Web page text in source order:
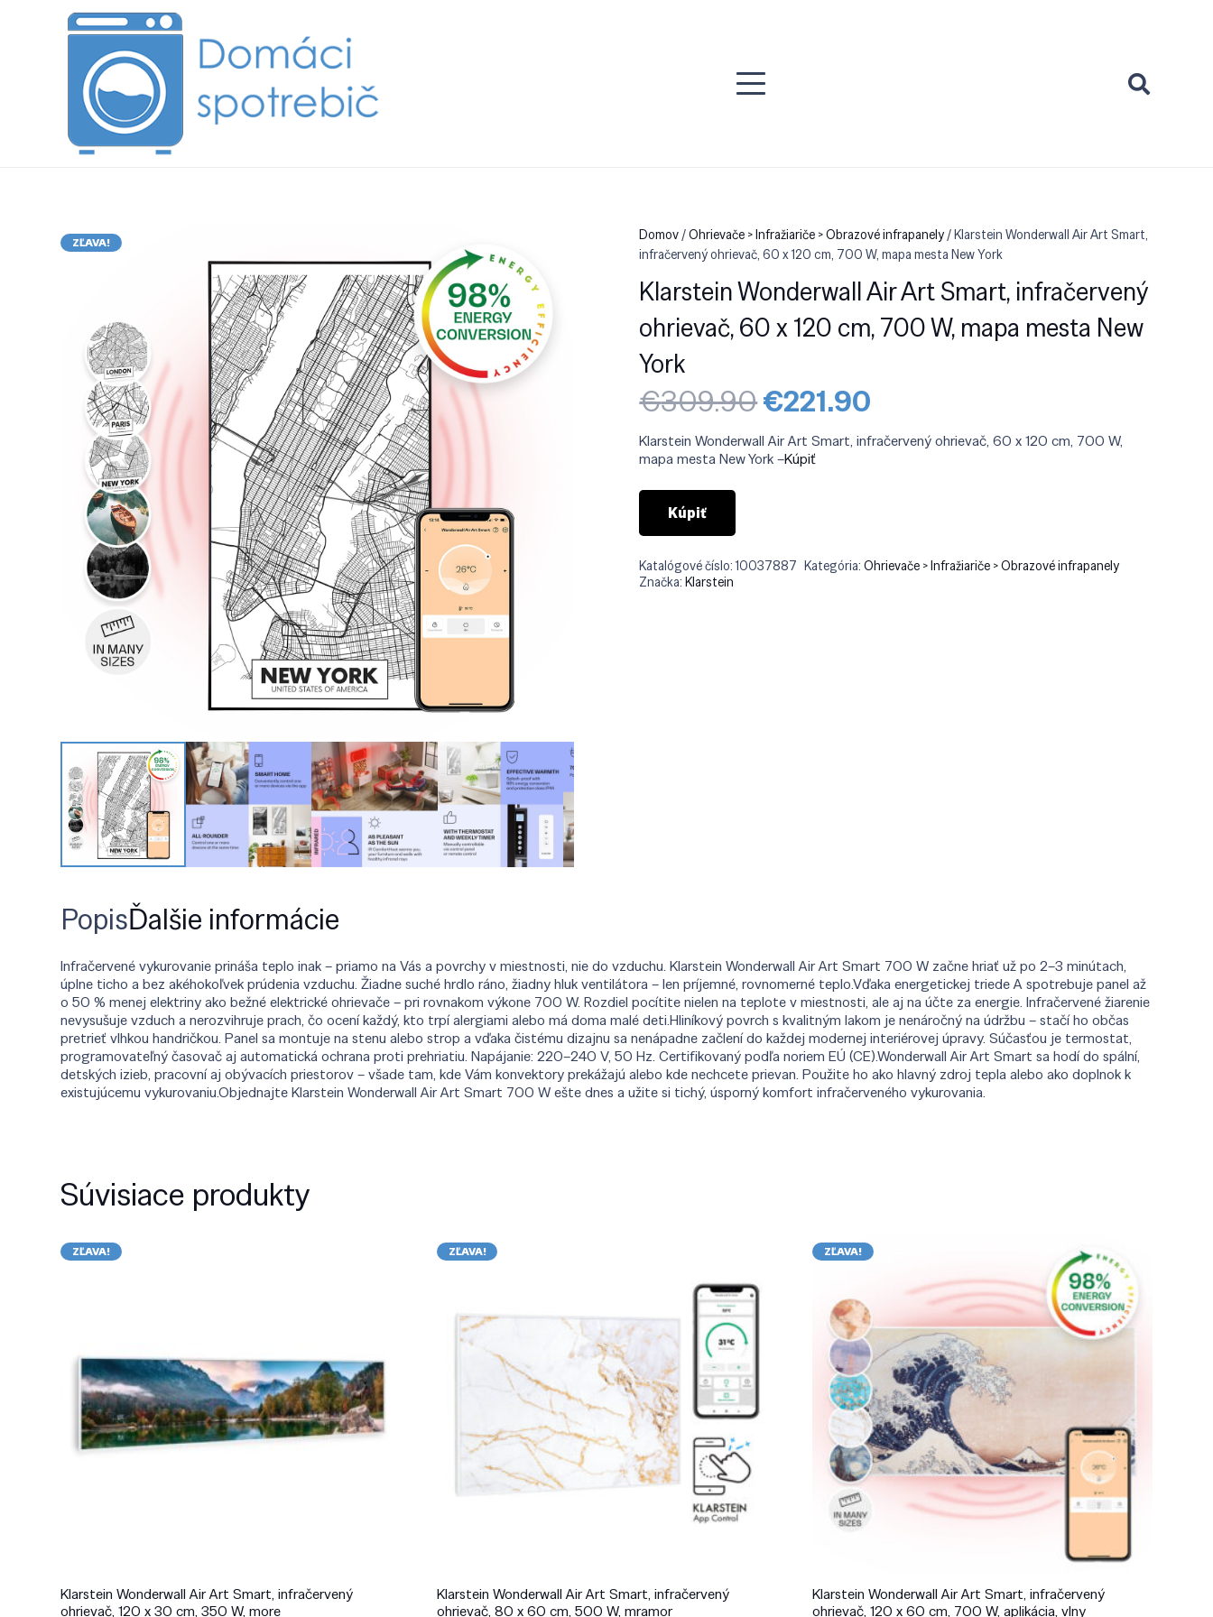
ZĽAVA! Domov/Ohrievače > Infražiariče > Obrazové infrapanely/ Klarstein Wonderwall Air Art Smart,
infračervený ohrievač, 60 x 120 cm, 700 W, mapa mesta New York
Klarstein Wonderwall Air Art Smart, infračervený
ohrievač, 60 x 120 cm, 700 W, mapa mesta New
York
€309.90Pôvodná
cena
bola:
€309.90.
€221.90
je:
€221.90.
Klarstein Wonderwall Air Art Smart, infračervený ohrievač, 60 x 120 cm, 700 W,
mapa mesta New York –Kúpiť
Kúpiť
Katalógové číslo:10037887 Kategória:Ohrievače > Infražiariče > Obrazové infrapanely
Značka:Klarstein
PopisĎalšie informácie
Infračervené vykurovanie prináša teplo inak – priamo na Vás a povrchy v miestnosti, nie do vzduchu. Klarstein Wonderwall Air Art Smart 700 W začne hriať už po 2–3 minútach,
úplne ticho a bez akéhokoľvek prúdenia vzduchu. Žiadne suché hrdlo ráno, žiadny hluk ventilátora – len príjemné, rovnomerné teplo.Vďaka energetickej triede A spotrebuje panel až
o 50 % menej elektriny ako bežné elektrické ohrievače – pri rovnakom výkone 700 W. Rozdiel pocítite nielen na teplote v miestnosti, ale aj na účte za energie. Infračervené žiarenie
nevysušuje vzduch a nerozvihruje prach, čo ocení každý, kto trpí alergiami alebo má doma malé deti.Hliníkový povrch s kvalitným lakom je nenáročný na údržbu – stačí ho občas
pretrieť vlhkou handričkou. Panel sa montuje na stenu alebo strop a vďaka čistému dizajnu sa nenápadne začlení do každej modernej interiérovej úpravy. Súčasťou je termostat,
programovateľný časovač aj automatická ochrana proti prehriatiu. Napájanie: 220–240 V, 50 Hz. Certifikovaný podľa noriem EÚ (CE).Wonderwall Air Art Smart sa hodí do spální,
detských izieb, pracovní aj obývacích priestorov – všade tam, kde Vám konvektory prekážajú alebo kde nechcete prievan. Použite ho ako hlavný zdroj tepla alebo ako doplnok k
existujúcemu vykurovaniu.Objednajte Klarstein Wonderwall Air Art Smart 700 W ešte dnes a užite si tichý, úsporný komfort infračerveného vykurovania.
Súvisiace produkty
ZĽAVA!
Klarstein Wonderwall Air Art Smart, infračervený
ohrievač, 120 x 30 cm, 350 W, more
ZĽAVA!
Klarstein Wonderwall Air Art Smart, infračervený
ohrievač, 80 x 60 cm, 500 W, mramor
ZĽAVA!
Klarstein Wonderwall Air Art Smart, infračervený
ohrievač, 120 x 60 cm, 700 W, aplikácia, vlny